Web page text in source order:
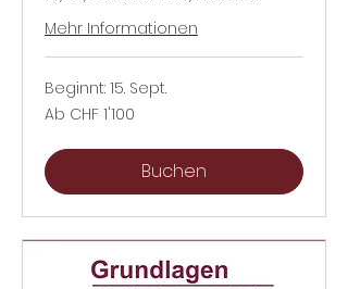
Mehr Informationen
Beginnt: 15. Sept.
Ab
1'100
Ab CHF 1'100
Buchen